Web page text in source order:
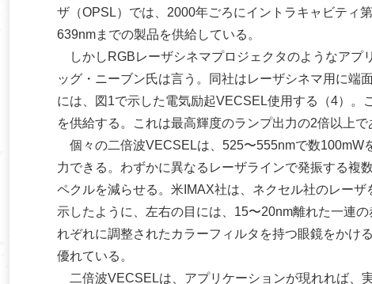
ザ（OPSL）では、2000年ごろにイントラキャビティ
639nmまでの製品を供給している。
しかしRGBレーザシネマプロジェクタのようなアプ
ッグ・ニーブン氏は言う。同社はレーザシネマ用に端
には、図1で示した電気励起VECSEL使用する（4）
を供給する。これは最高輝度のランプ出力の2倍以上
個々の二倍波VECSELは、525〜555nmで数100mW
力できる。わずかに異なるレーザラインで発振する複
ペクルを減らせる。米IMAX社は、ネクセル社のレー
示したように、左右の目には、15〜20nm離れた一連
れぞれに調整されたカラーフィルタを持つ眼鏡をかけ
優れている。
二倍波VECSELは、アプリケーションが現れれば、